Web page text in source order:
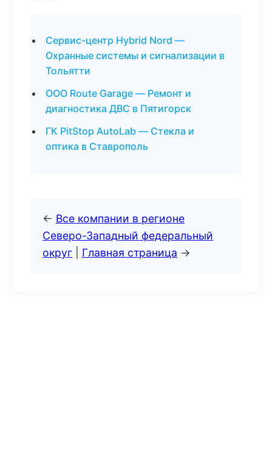
Сервис-центр Hybrid Nord —
Охранные системы и сигнализации в
Тольятти
ООО Route Garage — Ремонт и
диагностика ДВС в Пятигорск
ГК PitStop AutoLab — Стекла и
оптика в Ставрополь
← Все компании в регионе
Северо-Западный федеральный
округ
Главная страница →